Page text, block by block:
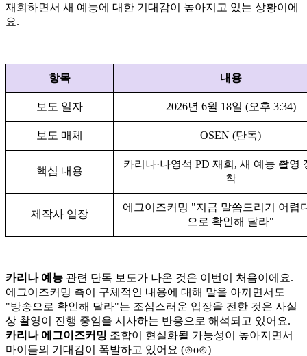
재회하면서 새 예능에 대한 기대감이 높아지고 있는 상황이에
요.
항목 내용
보도 일자 2026년 6월 18일 (오후 3:34)
보도 매체 OSEN (단독)
핵심 내용
카리나·나영석 PD 재회, 새 예능 촬영
착
제작사 입장
에그이즈커밍 "지금 말씀드리기 어렵
으로 확인해 달라"
카리나 예능 관련 단독 보도가 나온 것은 이번이 처음이에요.
에그이즈커밍 측이 구체적인 내용에 대해 말을 아끼면서도
"방송으로 확인해 달라"는 조심스러운 입장을 전한 것은 사실
상 촬영이 진행 중임을 시사하는 반응으로 해석되고 있어요.
카리나 에그이즈커밍 조합이 현실화될 가능성이 높아지면서
마이들의 기대감이 폭발하고 있어요 (⊙o⊙)